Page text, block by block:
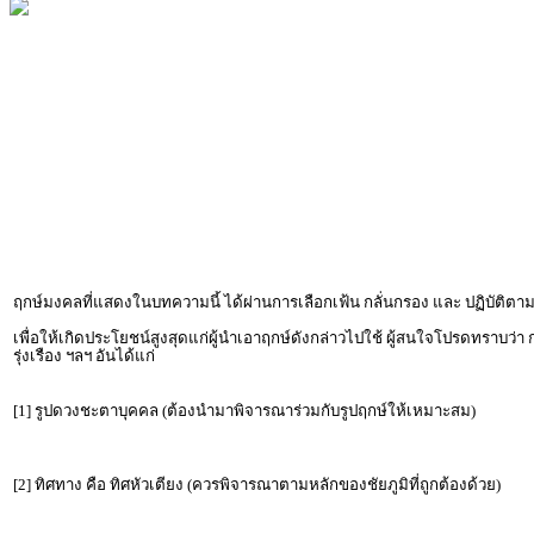
ฤกษ์มงคลที่แสดงในบทความนี้ ได้ผ่านการเลือกเฟ้น กลั่นกรอง และ ปฏิบัติต
เพื่อให้เกิดประโยชน์สูงสุดแก่ผู้นำเอาฤกษ์ดังกล่าวไปใช้ ผู้สนใจโปรดทราบว่
รุ่งเรือง ฯลฯ อันได้แก่
[1] รูปดวงชะตาบุคคล (ต้องนำมาพิจารณาร่วมกับรูปฤกษ์ให้เหมาะสม)
[2] ทิศทาง คือ ทิศหัวเตียง (ควรพิจารณาตามหลักของชัยภูมิที่ถูกต้องด้วย)